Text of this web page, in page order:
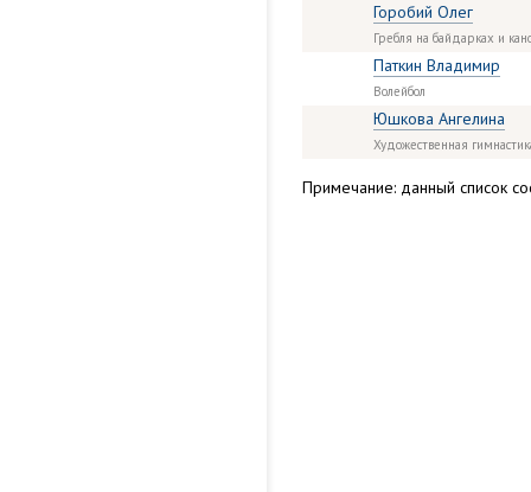
Горобий Олег
Гребля на байдарках и
Паткин Владимир
Волейбол
Юшкова Ангелина
Художественная
Примечание: данный список